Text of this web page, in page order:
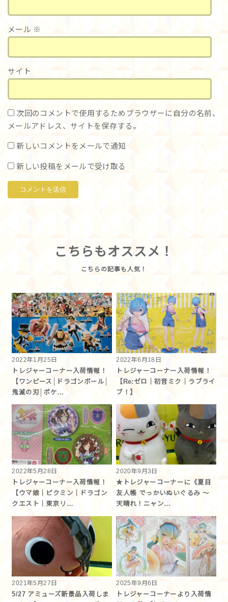
メール ※
サイト
次回のコメントで使用するためブラウザーに自分の名前、
メールアドレス、サイトを保存する。
新しいコメントをメールで通知
新しい投稿をメールで受け取る
こちらもオススメ！
2022年1月25日
トレジャーコーナー入荷情報！
【ワンピース│ドラゴンボール│
鬼滅の刃│ポケ…
2022年6月18日
トレジャーコーナー入荷情報！
【Re:ゼロ｜初音ミク｜ラブライ
ブ！】
2022年5月28日
トレジャーコーナー入荷情報！
【ウマ娘｜ピクミン｜ドラゴン
クエスト｜東京リ…
2020年9月3日
★トレジャーコーナーに《夏目
友人帳 でっかいぬいぐるみ 〜
天晴れ！ニャン…
2021年5月27日
5/27 アミューズ新景品入荷しま
2025年9月6日
トレジャーコーナーより入荷情